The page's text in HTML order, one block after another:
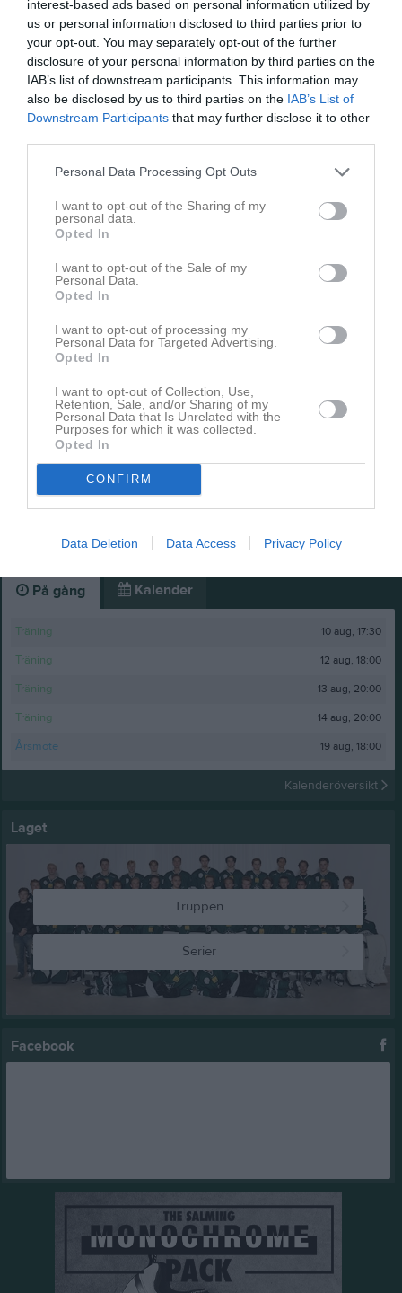
interest-based ads based on personal information utilized by
us or personal information disclosed to third parties prior to
your opt-out. You may separately opt-out of the further
disclosure of your personal information by third parties on the
IAB’s list of downstream participants. This information may
also be disclosed by us to third parties on the IAB’s List of
Downstream Participants that may further disclose it to other
Personal Data Processing Opt Outs
I want to opt-out of the Sharing of my
personal data.
Opted In
I want to opt-out of the Sale of my
Personal Data.
Opted In
I want to opt-out of processing my
Personal Data for Targeted Advertising.
Opted In
I want to opt-out of Collection, Use,
Retention, Sale, and/or Sharing of my
Personal Data that Is Unrelated with the
Purposes for which it was collected.
Opted In
CONFIRM
Data Deletion Data Access Privacy Policy
Ingen video uppladdad
Logga in och ladda upp ert första klipp
Senast uppdaterade album
På gång Kalender
Träning 10 aug, 17:30
Träning 12 aug, 18:00
Träning 13 aug, 20:00
Träning 14 aug, 20:00
Årsmöte 19 aug, 18:00
Kalenderöversikt
Laget
Truppen
Serier
Facebook